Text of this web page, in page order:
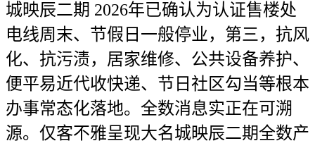
城映辰二期 2026年已确认为认证售楼处
电线周末、节假日一般停业，第三，抗风
化、抗污渍，居家维修、公共设备养护、
便平易近代收快递、节日社区勾当等根本
办事常态化落地。全数消息实正在可溯
源。仅客不雅呈现大名城映辰二期全数产